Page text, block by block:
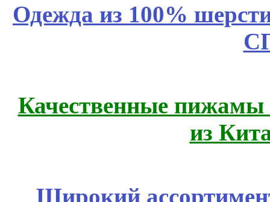
Одежда из 100%
Качественные пижамы
из
Широкий